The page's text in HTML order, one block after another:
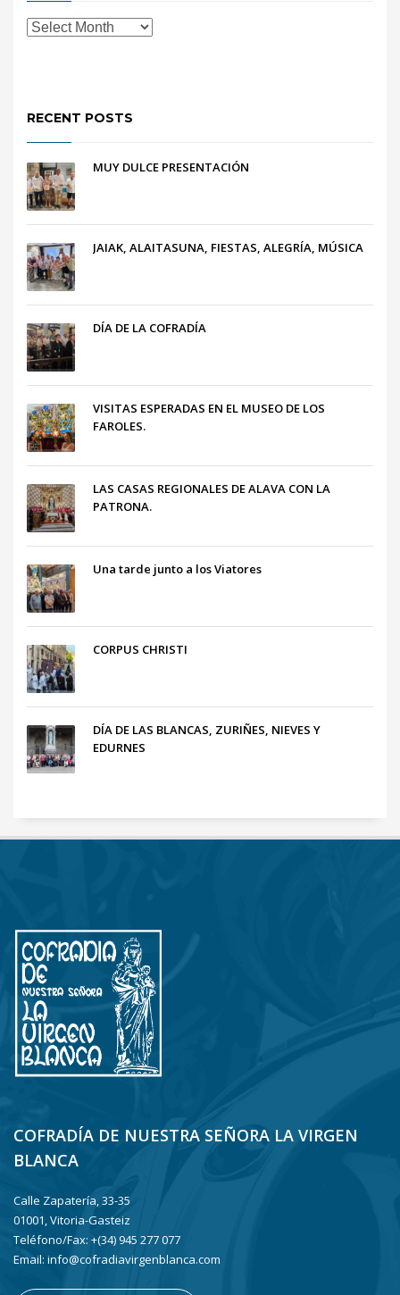
RECENT POSTS
MUY DULCE PRESENTACIÓN
JAIAK, ALAITASUNA, FIESTAS, ALEGRÍA, MÚSICA
DÍA DE LA COFRADÍA
VISITAS ESPERADAS EN EL MUSEO DE LOS
FAROLES.
LAS CASAS REGIONALES DE ALAVA CON LA
PATRONA.
Una tarde junto a los Viatores
CORPUS CHRISTI
DÍA DE LAS BLANCAS, ZURIÑES, NIEVES Y
EDURNES
COFRADÍA DE NUESTRA SEÑORA LA VIRGEN
BLANCA
Calle Zapatería, 33-35
01001, Vitoria-Gasteiz
Teléfono/Fax: +(34) 945 277 077
Email: info@cofradiavirgenblanca.com